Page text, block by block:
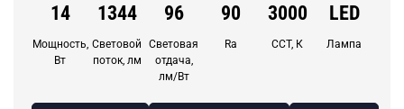
14
Мощность,
Вт
1344
Световой
поток, лм
96
Световая
отдача,
лм/Вт
90
Ra
3000
CCT, К
LED
Лампа